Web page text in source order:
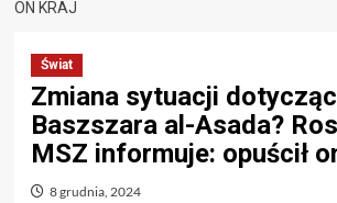
ON KRAJ
Świat
Zmiana sytuacji
Baszszara al-Asada?
MSZ informuje: opuścił
8 grudnia, 2024